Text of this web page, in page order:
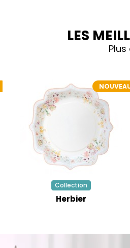
LES
Collection
Herbier